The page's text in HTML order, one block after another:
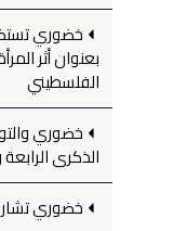
خضوري
بعنوان أثر
الفلسطيني
خضوري
الذكرى
خضوري